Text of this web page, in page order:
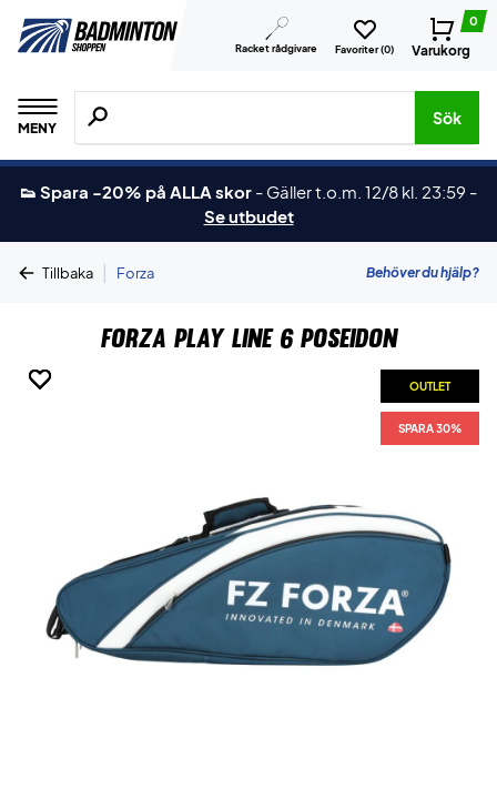
Racket rådgivare Favoriter (0)
0
Varukorg
MENY
Sök efter produkter, märken osv.
Sök
👟 Spara -20% på ALLA skor - Gäller t.o.m. 12/8 kl. 23:59 -
Se utbudet
Tillbaka | Forza Behöver du hjälp?
Forza Play Line 6 Poseidon
OUTLET
SPARA 30%
OUTLET
SPARA 30%
OUTLET
SPARA 30%
OUTLET
SPARA 30%
OUTLET
SPARA 30%
OUTLET
SPARA 30%